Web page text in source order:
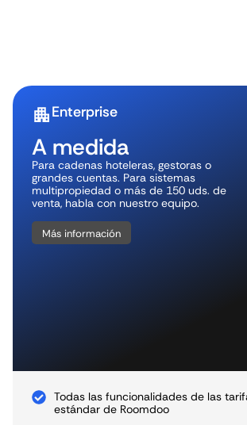
Enterprise
A medida
Para cadenas hoteleras, gestoras o
grandes cuentas. Para sistemas
multipropiedad o más de 150 uds. de
venta, habla con nuestro equipo.
Más información
Todas las funcionalidades de las
estándar de Roomdoo